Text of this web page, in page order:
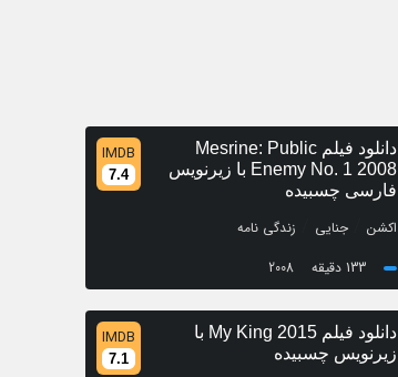
دانلود فیلم Mesrine: Public
Enemy No. 1 2008 با زیرنویس
فارسی چسبیده
IMDB
7.4
اکشن /جنایی
زندگی نامه
133 دقیقه
2008
دانلود فیلم My King 2015 با
زیرنویس چسبیده
IMDB
7.1